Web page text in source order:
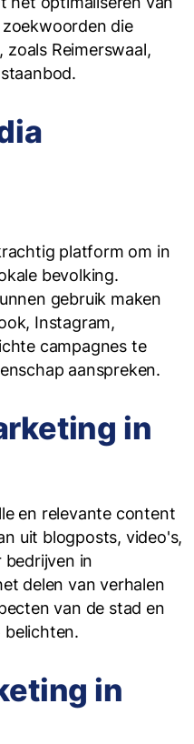
die
Reimerswaal,
platform om in
bevolking.
gebruik maken
Instagram,
campagnes te
aanspreken.
in
en relevante content
uit blogposts, video's,
bedrijven in
delen van verhalen
van de stad en
belichten.
in